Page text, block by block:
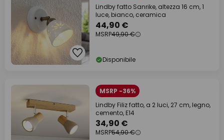
Lindby fatto Sanrike, altezza 16 cm, 1
luce, bianco, ceramica
44,90 €
MSRP49,90 €
Disponibile
MSRP -36%
Lindby Filiz fatto, a 2 luci, 27 cm, legno,
cemento, E14
34,90 €
MSRP54,90 €